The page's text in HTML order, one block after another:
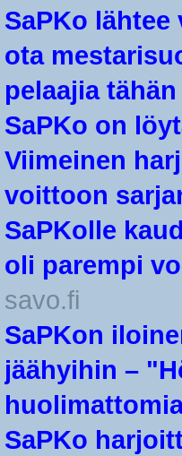
SaPKo
ota
pelaajia
SaPKo on
Viimeinen
voittoon
SaPKolle
oli parempi
savo.fi
SaPKon
jäähyihin –
SaPKo